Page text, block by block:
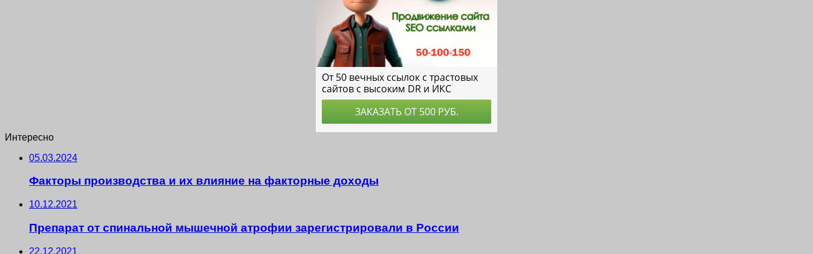
Интересно
05.03.2024
Факторы производства и их влияние на факторные доходы
10.12.2021
Препарат от спинальной мышечной атрофии зарегистрировали в России
22.12.2021